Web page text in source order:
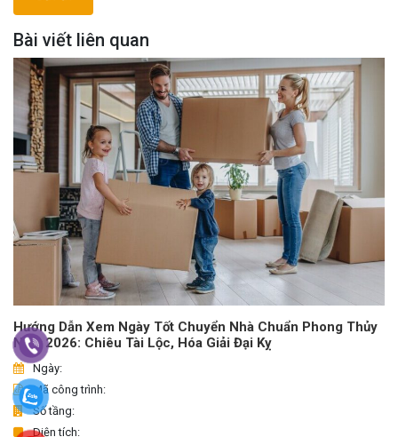
Bài viết liên quan
Hướng Dẫn Xem Ngày Tốt Chuyển Nhà Chuẩn Phong Thủy
Năm 2026: Chiêu Tài Lộc, Hóa Giải Đại Kỵ
Ngày:
Mã công trình:
Số tầng:
Diện tích: